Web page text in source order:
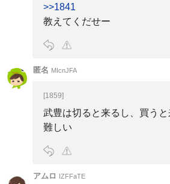
>>1841
教えてくだせー
匿名 MIcnJFA
[1859]
武豊は切ると来るし、買う
難しい
アムロ IZFFaTE